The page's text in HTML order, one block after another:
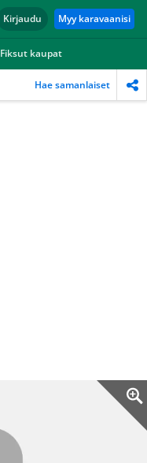
Kirjaudu Myy karavaanisi
Fiksut kaupat
Hae samanlaiset